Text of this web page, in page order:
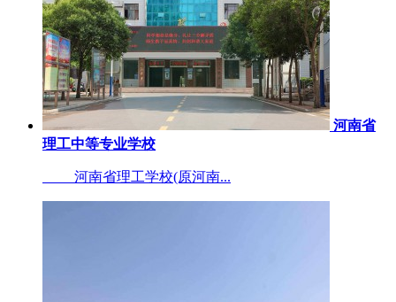
河南省
理工中等专业学校
河南省理工学校(原河南...